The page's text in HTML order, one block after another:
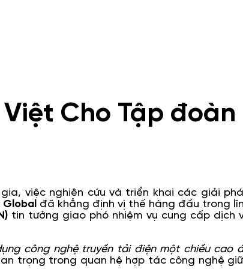
Cho Tập đoàn
việc nghiên cứu và triển khai các giải
Globalđã khẳng định vị thế hàng đầu trong
tin tưởng giao phó nhiệm vụ cung cấp dịch
công nghệ truyền tải điện một chiều cao
trọng trong quan hệ hợp tác công nghệ